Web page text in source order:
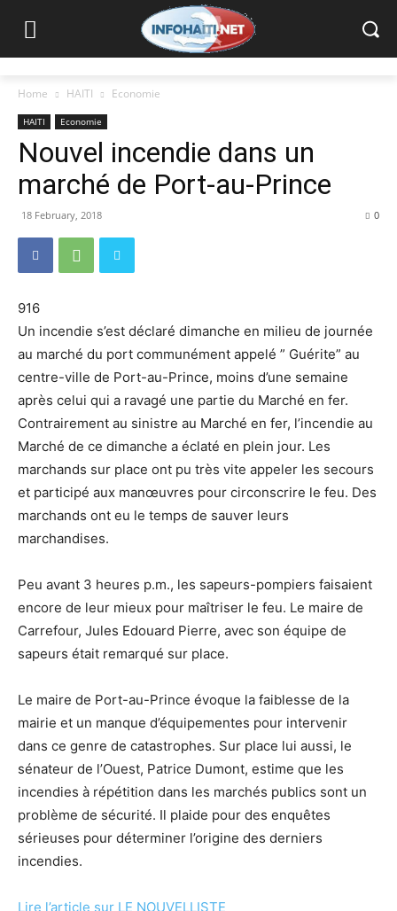
Home HAITI Economie
HAITI Economie
Nouvel incendie dans un
marché de Port-au-Prince
18 February, 2018 0
916
Un incendie s’est déclaré dimanche en milieu de journée
au marché du port communément appelé ” Guérite” au
centre-ville de Port-au-Prince, moins d’une semaine
après celui qui a ravagé une partie du Marché en fer.
Contrairement au sinistre au Marché en fer, l’incendie au
Marché de ce dimanche a éclaté en plein jour. Les
marchands sur place ont pu très vite appeler les secours
et participé aux manœuvres pour circonscrire le feu. Des
marchands ont eu le temps de sauver leurs
marchandises.
Peu avant 3 heures p.m., les sapeurs-pompiers faisaient
encore de leur mieux pour maîtriser le feu. Le maire de
Carrefour, Jules Edouard Pierre, avec son équipe de
sapeurs était remarqué sur place.
Le maire de Port-au-Prince évoque la faiblesse de la
mairie et un manque d’équipementes pour intervenir
dans ce genre de catastrophes. Sur place lui aussi, le
sénateur de l’Ouest, Patrice Dumont, estime que les
incendies à répétition dans les marchés publics sont un
problème de sécurité. Il plaide pour des enquêtes
sérieuses pour déterminer l’origine des derniers
incendies.
Lire l’article sur LE NOUVELLISTE